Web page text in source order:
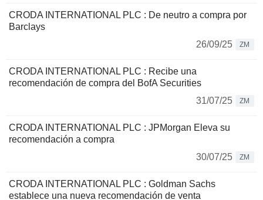
CRODA INTERNATIONAL PLC : De neutro a compra por
Barclays
26/09/25
ZM
CRODA INTERNATIONAL PLC : Recibe una
recomendación de compra del BofA Securities
31/07/25
ZM
CRODA INTERNATIONAL PLC : JPMorgan Eleva su
recomendación a compra
30/07/25
ZM
CRODA INTERNATIONAL PLC : Goldman Sachs
establece una nueva recomendación de venta